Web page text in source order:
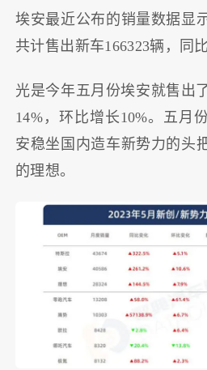
埃安最近公布的销量数据显
共计售出新车166323辆，同
光是今年五月份埃安就售出
14%，环比增长10%。五月
安稳坐国内造车新势力的头
的理想。